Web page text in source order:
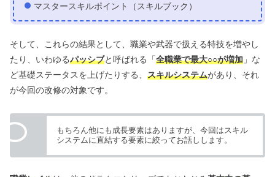
マスタースキルポイント（スキルブック）
そして、これらの結果として、職業や武器で扱える特技を増やし
たり、いわゆるパッシブと呼ばれる「全職業で最大○○が増加 」な
ど基礎ステータスを上げたりする、 スキルシステムがあり、それ
が今回の改修の対象です。
もちろん他にも成長要素はありますが、今回はスキル
システムに直結する要素に絞ってお話しします。